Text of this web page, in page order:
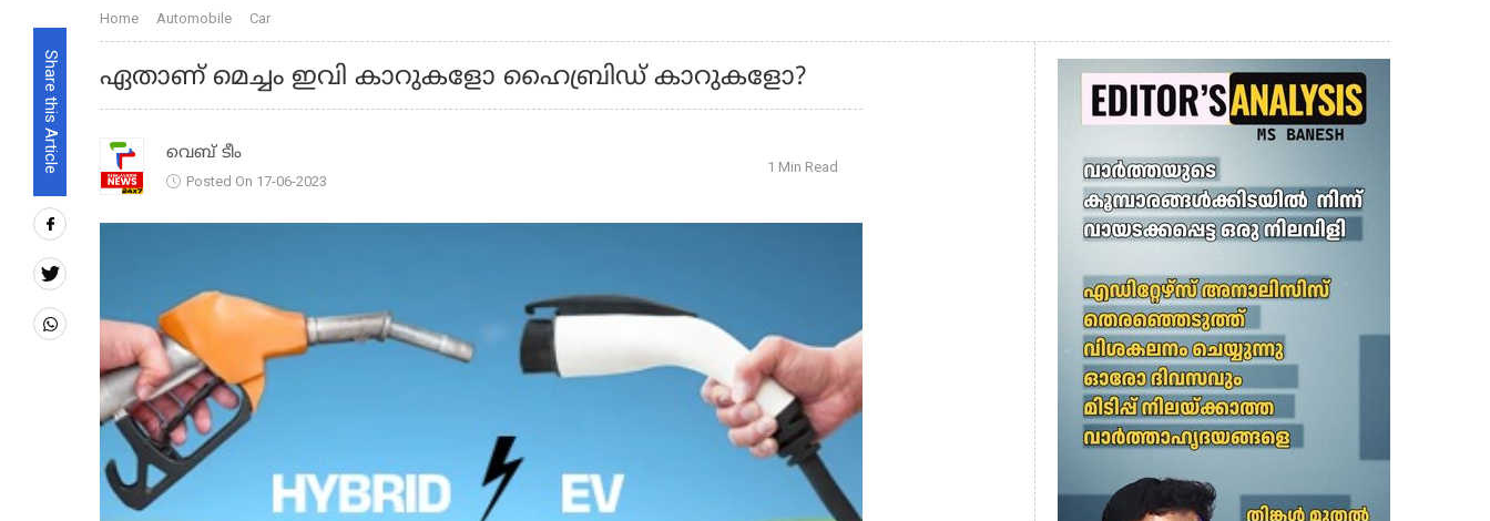
Share this Article
Home Automobile Car
ഏതാണ് മെച്ചം ഇവി കാറുകളോ ഹൈബ്രിഡ് കാറുകളോ?
വെബ് ടീം
Posted On 17-06-2023
1 Min Read